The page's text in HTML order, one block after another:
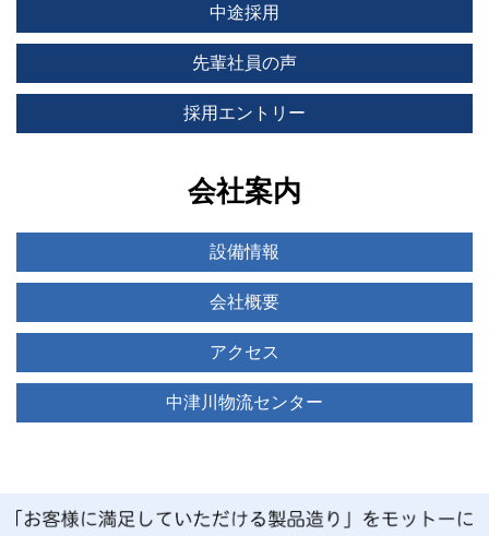
中途採用
先輩社員の声
採用エントリー
会社案内
設備情報
会社概要
アクセス
中津川物流センター